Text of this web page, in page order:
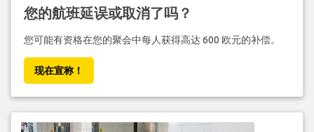
您的航班延误或取消了吗？
您可能有资格在您的聚会中每人获得高达 600 欧元的补偿。
现在宣称！